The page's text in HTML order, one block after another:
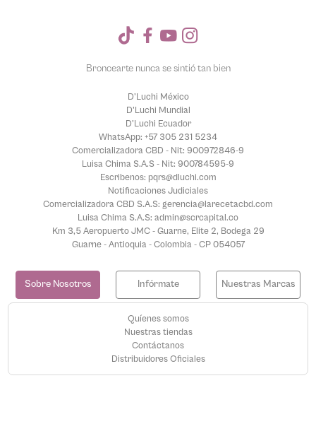
Broncearte nunca se sintió tan bien
D'Luchi México
D'Luchi Mundial
D'Luchi Ecuador
WhatsApp: +57 305 231 5234
Comercializadora CBD - Nit: 900972846-9
Luisa Chima S.A.S - Nit: 900784595-9
Escribenos: pqrs@dluchi.com
Notificaciones Judiciales
Comercializadora CBD S.A.S: gerencia@larecetacbd.com
Luisa Chima S.A.S: admin@scrcapital.co
Km 3,5 Aeropuerto JMC - Guarne, Elite 2, Bodega 29
Guarne - Antioquia - Colombia - CP 054057
Sobre Nosotros Infórmate Nuestras Marcas
Quíenes somos
Nuestras tiendas
Contáctanos
Distribuidores Oficiales